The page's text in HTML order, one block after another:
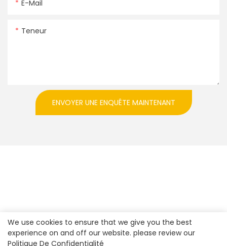
E-Mail
Teneur
ENVOYER UNE ENQUÊTE MAINTENANT
We use cookies to ensure that we give you the best
experience on and off our website. please review our
Politique De Confidentialité